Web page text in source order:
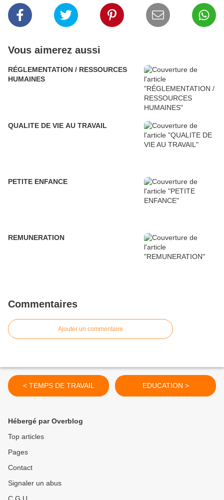
Vous aimerez aussi
RÉGLEMENTATION / RESSOURCES
HUMAINES
QUALITE DE VIE AU TRAVAIL
PETITE ENFANCE
REMUNERATION
Commentaires
Ajouter un commentaire
< TEMPS DE TRAVAIL EDUCATION >
Hébergé par Overblog
Top articles
Pages
Contact
Signaler un abus